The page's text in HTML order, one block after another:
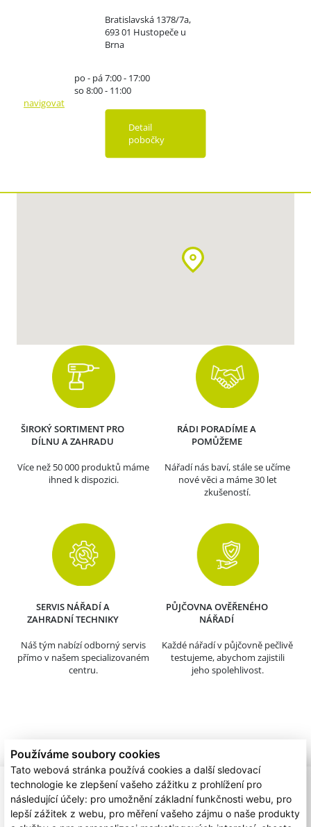
Používáme soubory cookies
Tato webová stránka používá cookies a další sledovací
technologie ke zlepšení vašeho zážitku z prohlížení pro
následující účely: pro umožnění základní funkčnosti webu, pro
lepší zážitek z webu, pro měření vašeho zájmu o naše produkty
Bratislavská 1378/7a,
693 01 Hustopeče u
Brna
po - pá 7:00 - 17:00
so 8:00 - 11:00
navigovat
Detail
pobočky
ŠIROKÝ SORTIMENT PRO
DÍLNU A ZAHRADU
Více než 50 000 produktů máme
ihned k dispozici.
RÁDI PORADÍME A
POMŮŽEME
Nářadí nás baví, stále se učíme
nové věci a máme 30 let
zkušeností.
SERVIS NÁŘADÍ A
ZAHRADNÍ TECHNIKY
Náš tým nabízí odborný servis
přímo v našem specializovaném
centru.
PŮJČOVNA OVĚŘENÉHO
NÁŘADÍ
Každé nářadí v půjčovně pečlivě
testujeme, abychom zajistili
jeho spolehlivost.